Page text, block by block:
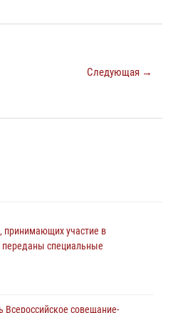
Следующая →
принимающих участие в
переданы специальные
совещание-